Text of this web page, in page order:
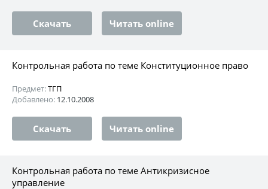
Скачать Читать online
Контрольная работа по теме Конституционное право
Предмет:ТГП
Добавлено: 12.10.2008
Скачать Читать online
Контрольная работа по теме Антикризисное
управление